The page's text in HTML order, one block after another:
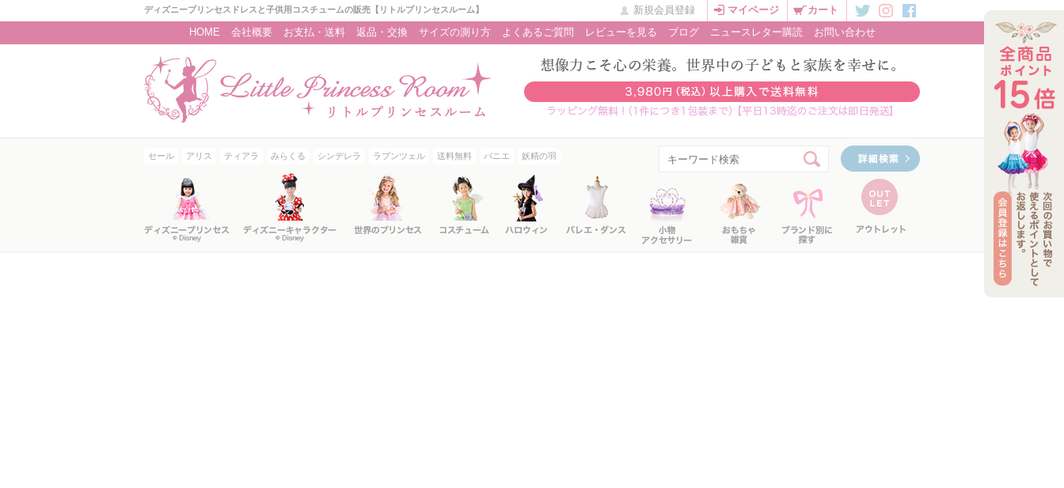
ディズニープリンセスドレスと子供用コスチュームの販売【リトルプリンセスルーム】 新規会員登録 マイページ
カート
HOME
会社概要 お支払・送料 返品・交換 サイズの測り方 よくあるご質問 レビューを見る ブログ ニュースレター購読 お問い合わせ
セール アリス ティアラ みらくる シンデレラ ラプンツェル 送料無料 パニエ 妖精の羽